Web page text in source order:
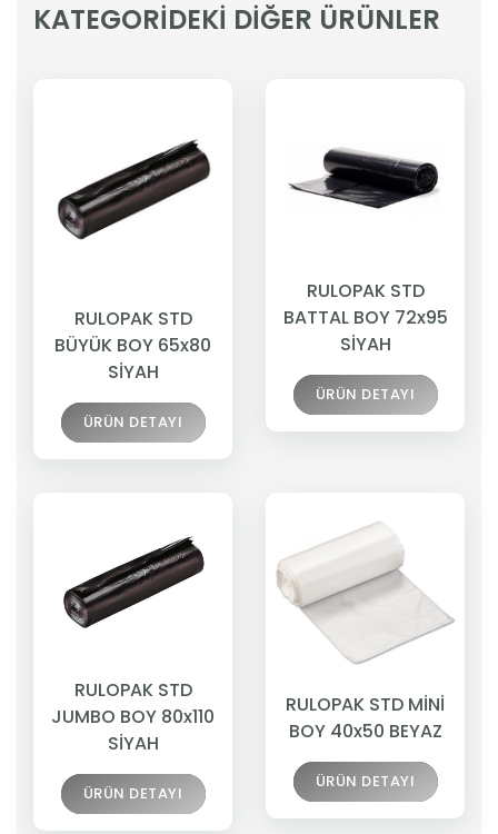
KATEGORİDEKİ DİĞER ÜRÜNLER
RULOPAK STD
BÜYÜK BOY 65x80
SİYAH
ÜRÜN DETAYI
RULOPAK STD
BATTAL BOY 72x95
SİYAH
ÜRÜN DETAYI
RULOPAK STD
JUMBO BOY 80x110
SİYAH
ÜRÜN DETAYI
RULOPAK STD MİNİ
BOY 40x50 BEYAZ
ÜRÜN DETAYI